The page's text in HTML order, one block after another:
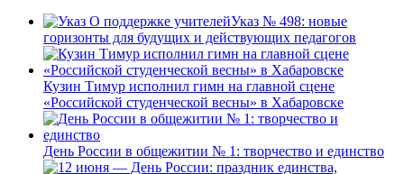
Указ № 498: новые
горизонты для будущих и действующих педагогов
Кузин Тимур исполнил гимн на главной сцене
«Российской студенческой весны» в Хабаровске
День России в общежитии № 1: творчество и единство